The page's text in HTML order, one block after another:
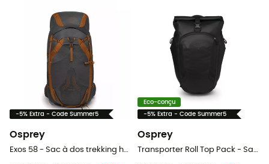
-5% Extra - Code Summer5
Osprey
Eco-conçu
-5% Extra - Code Summer5
Osprey